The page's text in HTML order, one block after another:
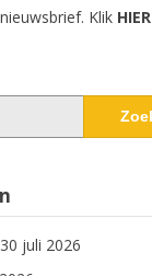
Klik HIER
30 juli 2026